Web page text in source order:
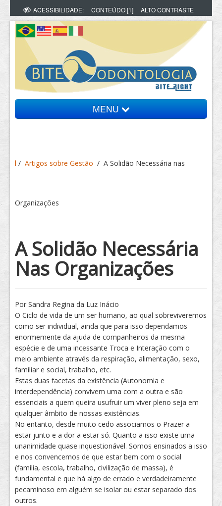
ACESSIBILIDADE: CONTEÚDO [1] ALTO CONTRASTE
MENU
Vídeos
l / Artigos sobre Gestão / A Solidão Necessária nas
Organizações
A Solidão Necessária
Nas Organizações
Por Sandra Regina da Luz Inácio
O Ciclo de vida de um ser humano, ao qual sobreviveremos
como ser individual, ainda que para isso dependamos
enormemente da ajuda de companheiros da mesma
espécie e de uma incessante Troca e Interação com o
meio ambiente através da respiração, alimentação, sexo,
familiar e social, trabalho, etc.
Estas duas facetas da existência (Autonomia e
interdependência) convivem uma com a outra e são
essenciais a quem queira usufruir um viver pleno seja em
qualquer âmbito de nossas existências.
No entanto, desde muito cedo associamos o Prazer a
estar junto e a dor a estar só. Quanto a isso existe uma
unanimidade quase inquestionável. Somos ensinados a isso
e nos convencemos de que estar bem com o social
(família, escola, trabalho, civilização de massa), é
fundamental e que há algo de errado e verdadeiramente
pecaminoso em alguém se isolar ou estar separado dos
outros.